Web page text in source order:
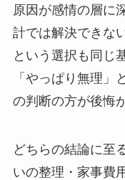
原因が感情の層に
計では解決できな
という選択も同じ
「やっぱり無理」
の判断の方が後悔
どちらの結論に至
いの整理・家事費